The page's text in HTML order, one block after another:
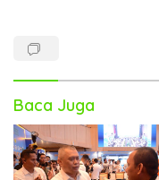
Baca Juga